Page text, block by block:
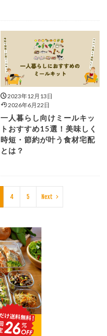
2023年12月13日
2026年6月22日
一人暮らし向けミールキッ
トおすすめ15選！美味しく
時短・節約が叶う食材宅配
とは？
4 5 Next